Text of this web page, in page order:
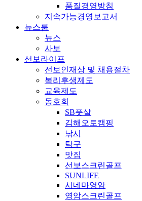
품질경영방침
지속가능경영보고서
뉴스룸
뉴스
사보
선보라이프
선보인재상 및 채용절차
복리후생제도
교육제도
동호회
SB풋살
김해오토캠핑
낚시
탁구
맛집
선보스크린골프
SUNLIFE
시네마영암
영암스크린골프